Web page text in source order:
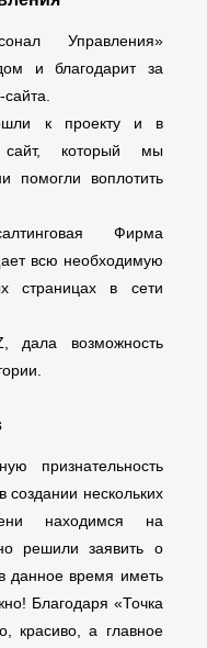
Управления»
и благодарит за
к проекту и в
сайт, который мы
помогли воплотить
Фирма
всю необходимую
страницах в сети
дала возможность
признательность
создании нескольких
находимся на
решили заявить о
данное время иметь
Благодаря «Точка
красиво, а главное